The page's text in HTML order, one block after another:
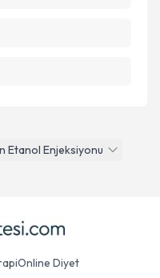
Etanol Enjeksiyonu
Online Diyet